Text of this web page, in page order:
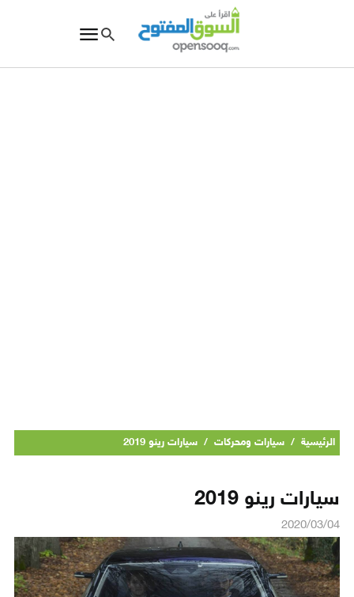
الرئيسية / سيارات ومحركات / سيارات رينو 2019
سيارات رينو 2019
2020/03/04